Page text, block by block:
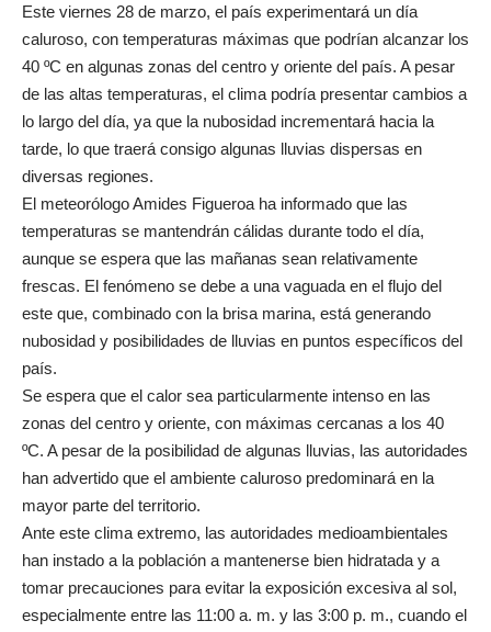
Este viernes 28 de marzo, el país experimentará un día
caluroso, con temperaturas máximas que podrían alcanzar los
40 ºC en algunas zonas del centro y oriente del país. A pesar
de las altas temperaturas, el clima podría presentar cambios a
lo largo del día, ya que la nubosidad incrementará hacia la
tarde, lo que traerá consigo algunas lluvias dispersas en
diversas regiones.
El meteorólogo Amides Figueroa ha informado que las
temperaturas se mantendrán cálidas durante todo el día,
aunque se espera que las mañanas sean relativamente
frescas. El fenómeno se debe a una vaguada en el flujo del
este que, combinado con la brisa marina, está generando
nubosidad y posibilidades de lluvias en puntos específicos del
país.
Se espera que el calor sea particularmente intenso en las
zonas del centro y oriente, con máximas cercanas a los 40
ºC. A pesar de la posibilidad de algunas lluvias, las autoridades
han advertido que el ambiente caluroso predominará en la
mayor parte del territorio.
Ante este clima extremo, las autoridades medioambientales
han instado a la población a mantenerse bien hidratada y a
tomar precauciones para evitar la exposición excesiva al sol,
especialmente entre las 11:00 a. m. y las 3:00 p. m., cuando el